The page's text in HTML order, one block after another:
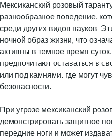
Мексиканский розовый
разнообразное поведение,
среди других видов пауков.
ночной образ жизни, что
активны в темное время
предпочитают оставаться в
или под камнями, где могут
безопасности.
При угрозе мексиканский
демонстрировать защитное
передние ноги и может